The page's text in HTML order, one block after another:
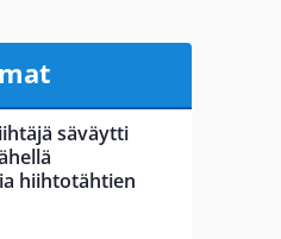
säväytti
hiihtotähtien